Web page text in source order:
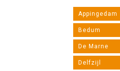
Appingedam
Bedum
De Marne
Delfzijl